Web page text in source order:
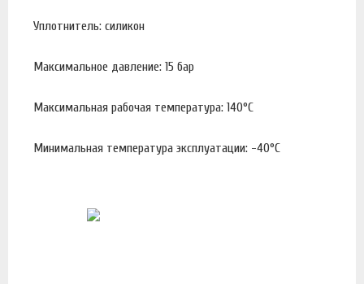
Уплотнитель: силикон
Максимальное давление: 15 бар
Максимальная рабочая температура: 140°С
Минимальная температура эксплуатации: -40°С